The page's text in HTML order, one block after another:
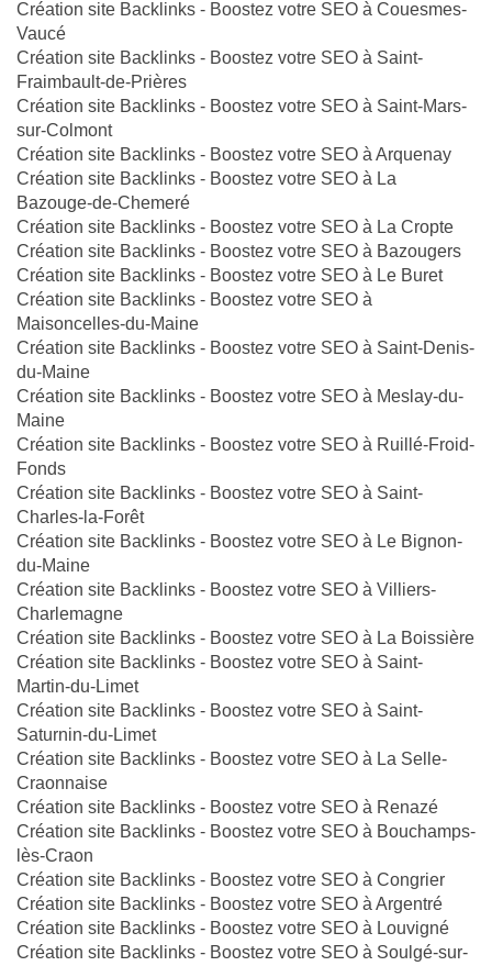
Création site Backlinks - Boostez votre SEO à Couesmes-
Vaucé
Création site Backlinks - Boostez votre SEO à Saint-
Fraimbault-de-Prières
Création site Backlinks - Boostez votre SEO à Saint-Mars-
sur-Colmont
Création site Backlinks - Boostez votre SEO à Arquenay
Création site Backlinks - Boostez votre SEO à La
Bazouge-de-Chemeré
Création site Backlinks - Boostez votre SEO à La Cropte
Création site Backlinks - Boostez votre SEO à Bazougers
Création site Backlinks - Boostez votre SEO à Le Buret
Création site Backlinks - Boostez votre SEO à
Maisoncelles-du-Maine
Création site Backlinks - Boostez votre SEO à Saint-Denis-
du-Maine
Création site Backlinks - Boostez votre SEO à Meslay-du-
Maine
Création site Backlinks - Boostez votre SEO à Ruillé-Froid-
Fonds
Création site Backlinks - Boostez votre SEO à Saint-
Charles-la-Forêt
Création site Backlinks - Boostez votre SEO à Le Bignon-
du-Maine
Création site Backlinks - Boostez votre SEO à Villiers-
Charlemagne
Création site Backlinks - Boostez votre SEO à La Boissière
Création site Backlinks - Boostez votre SEO à Saint-
Martin-du-Limet
Création site Backlinks - Boostez votre SEO à Saint-
Saturnin-du-Limet
Création site Backlinks - Boostez votre SEO à La Selle-
Craonnaise
Création site Backlinks - Boostez votre SEO à Renazé
Création site Backlinks - Boostez votre SEO à Bouchamps-
lès-Craon
Création site Backlinks - Boostez votre SEO à Congrier
Création site Backlinks - Boostez votre SEO à Argentré
Création site Backlinks - Boostez votre SEO à Louvigné
Création site Backlinks - Boostez votre SEO à Soulgé-sur-